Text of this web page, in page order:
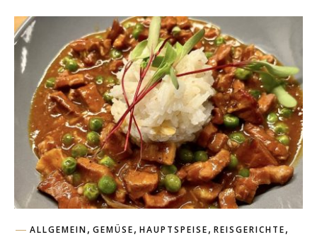
ALLGEMEIN, GEMÜSE, HAUPTSPEISE, REISGERICHTE,